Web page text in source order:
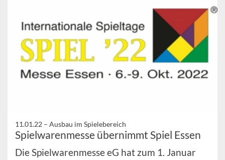
11.01.22 – Ausbau im Spielebereich
Spielwarenmesse übernimmt Spiel Essen
Die Spielwarenmesse eG hat zum 1. Januar